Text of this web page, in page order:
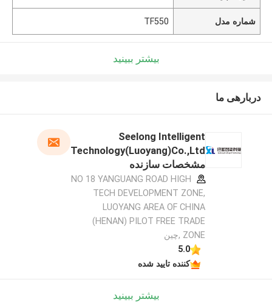
شماره مدل TF550
بیشتر ببینید
دربارهی ما
Seelong Intelligent
Technology(Luoyang)Co.,Ltd
مشخصات سازنده
NO 18 YANGUANG ROAD HIGH
TECH DEVELOPMENT ZONE,
LUOYANG AREA OF CHINA
(HENAN) PILOT FREE TRADE
ZONE ,چین
5.0
کننده تایید شده
بیشتر ببینید